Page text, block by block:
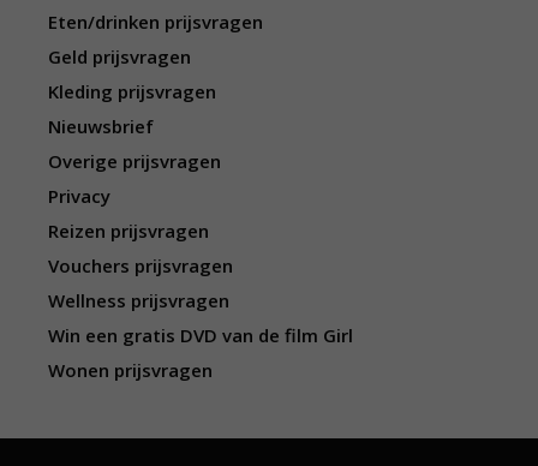
Eten/drinken prijsvragen
Geld prijsvragen
Kleding prijsvragen
Nieuwsbrief
Overige prijsvragen
Privacy
Reizen prijsvragen
Vouchers prijsvragen
Wellness prijsvragen
Win een gratis DVD van de film Girl
Wonen prijsvragen